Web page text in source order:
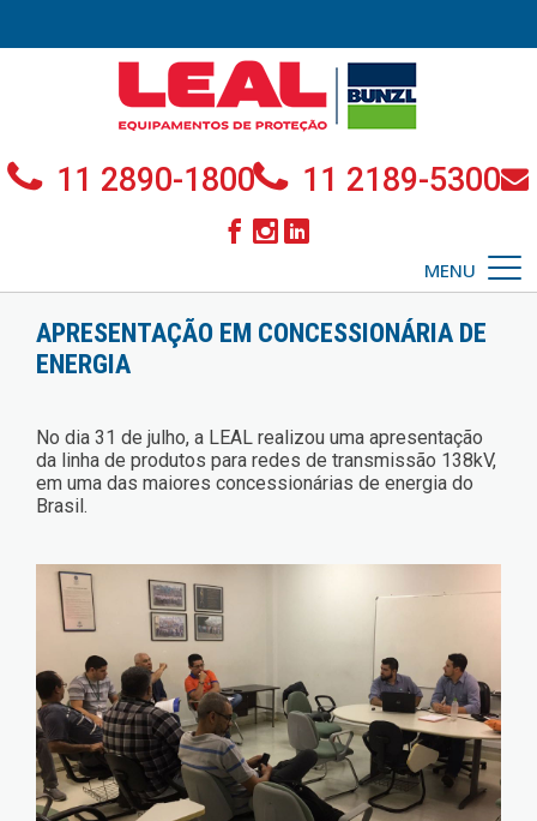
11 2890-1800 11 2189-5300
MENU
APRESENTAÇÃO EM CONCESSIONÁRIA DE
ENERGIA
No dia 31 de julho, a LEAL realizou uma apresentação
da linha de produtos para redes de transmissão 138kV,
em uma das maiores concessionárias de energia do
Brasil.